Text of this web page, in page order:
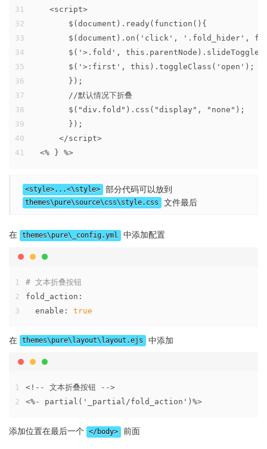
31
32
33
34
35
36
37
38
39
40
41
    <script>
        $(document).ready(function(){
$(document).on('click', '.fold_hider',
$('>.fold',
        $('>:first', this).toggleClass('open');
        });
        //默认情况下折叠
        $("div.fold").css("display", "none");
        });
      </script>
  <% } %>
<style>...<\style> 部分代码可以放到
themes\pure\source\css\style.css 文件最后
在 themes\pure\_config.yml 中添加配置
1
2
3
# 文本折叠按钮
fold_action:
enable:
true
在 themes\pure\layout\layout.ejs 中添加
1
2
<!-- 文本折叠按钮 -->
<%- partial('_partial/fold_action')%>
添加位置在最后一个 </body> 前面